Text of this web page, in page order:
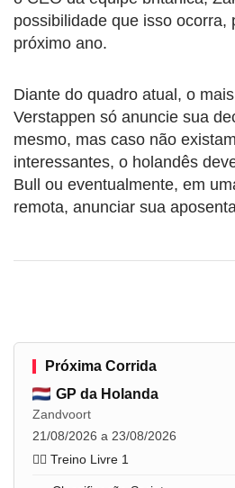
possibilidade que isso ocorra,
próximo ano.
Diante do quadro atual, o
Verstappen só anuncie sua
mesmo, mas caso não
interessantes, o holandês
Bull ou eventualmente, em
remota, anunciar sua
Próxima Corrida
GP da Holanda
Zandvoort
21/08/2026 a 23/08/2026
🏋️‍♂️ Treino Livre 1